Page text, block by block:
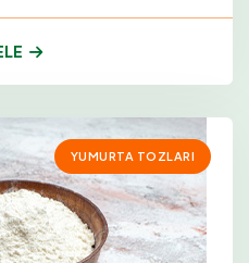
YUMURTA TOZLARI